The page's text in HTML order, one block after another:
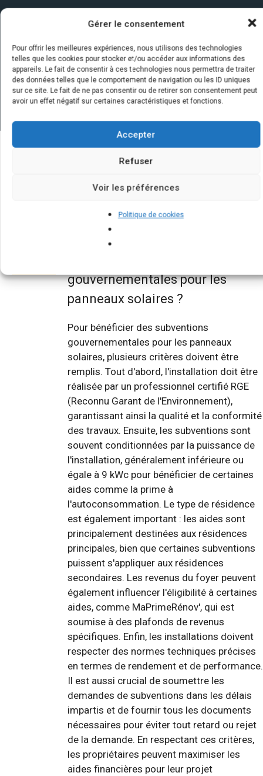
Gérer le consentement
Pour offrir les meilleures expériences, nous utilisons des technologies
telles que les cookies pour stocker et/ou accéder aux informations des
appareils. Le fait de consentir à ces technologies nous permettra de traiter
des données telles que le comportement de navigation ou les ID uniques
sur ce site. Le fait de ne pas consentir ou de retirer son consentement peut
avoir un effet négatif sur certaines caractéristiques et fonctions.
Accepter
Refuser
Voir les préférences
Politique de cookies
Quelques infos sur nos centrales
solaires : questions et réponses
Quels sont les critères pour
gouvernementales pour les
panneaux solaires ?
Pour bénéficier des subventions
gouvernementales pour les panneaux
solaires, plusieurs critères doivent être
remplis. Tout d'abord, l'installation doit être
réalisée par un professionnel certifié RGE
(Reconnu Garant de l'Environnement),
garantissant ainsi la qualité et la conformité
des travaux. Ensuite, les subventions sont
souvent conditionnées par la puissance de
l'installation, généralement inférieure ou
égale à 9 kWc pour bénéficier de certaines
aides comme la prime à
l'autoconsommation. Le type de résidence
est également important : les aides sont
principalement destinées aux résidences
principales, bien que certaines subventions
puissent s'appliquer aux résidences
secondaires. Les revenus du foyer peuvent
également influencer l'éligibilité à certaines
aides, comme MaPrimeRénov', qui est
soumise à des plafonds de revenus
spécifiques. Enfin, les installations doivent
respecter des normes techniques précises
en termes de rendement et de performance.
Il est aussi crucial de soumettre les
demandes de subventions dans les délais
impartis et de fournir tous les documents
nécessaires pour éviter tout retard ou rejet
de la demande. En respectant ces critères,
les propriétaires peuvent maximiser les
aides financières pour leur projet